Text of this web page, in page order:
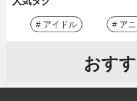
# アイドル # アニ
おす